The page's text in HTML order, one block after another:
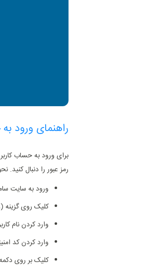
راهنمای ورود
برای ورود به حساب
رمز عبور را دنبال
ورود به سایت
کلیک روی گزینه
وارد کردن نام
وارد کردن کد
کلیک بر روی